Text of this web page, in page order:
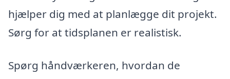
hjælper dig med at planlægge dit projekt.
Sørg for at tidsplanen er realistisk.
Spørg håndværkeren, hvordan de